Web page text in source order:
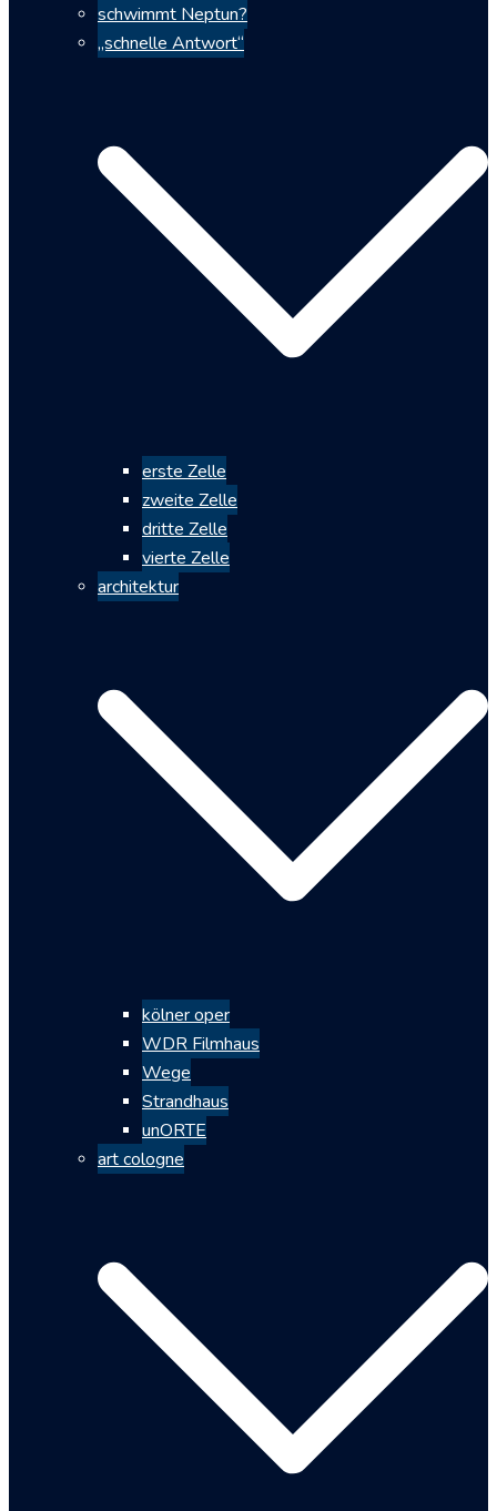
schwimmt Neptun?
„schnelle Antwort“
erste Zelle
zweite Zelle
dritte Zelle
vierte Zelle
architektur
kölner oper
WDR Filmhaus
Wege
Strandhaus
unORTE
art cologne